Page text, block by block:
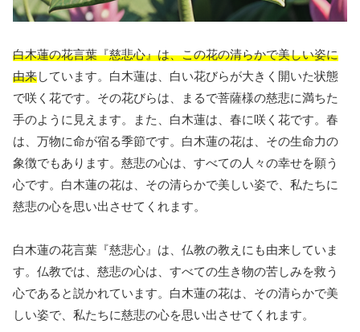
白木蓮の花言葉『慈悲心』は、この花の清らかで美しい姿に
由来しています。白木蓮は、白い花びらが大きく開いた状態
で咲く花です。その花びらは、まるで菩薩様の慈悲に満ちた
手のように見えます。また、白木蓮は、春に咲く花です。春
は、万物に命が宿る季節です。白木蓮の花は、その生命力の
象徴でもあります。慈悲の心は、すべての人々の幸せを願う
心です。白木蓮の花は、その清らかで美しい姿で、私たちに
慈悲の心を思い出させてくれます。
白木蓮の花言葉『慈悲心』は、仏教の教えにも由来していま
す。仏教では、慈悲の心は、すべての生き物の苦しみを救う
心であると説かれています。白木蓮の花は、その清らかで美
しい姿で、私たちに慈悲の心を思い出させてくれます。